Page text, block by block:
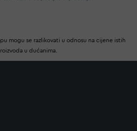
mogu se razlikovati u odnosu na cijene istih
u dućanima.